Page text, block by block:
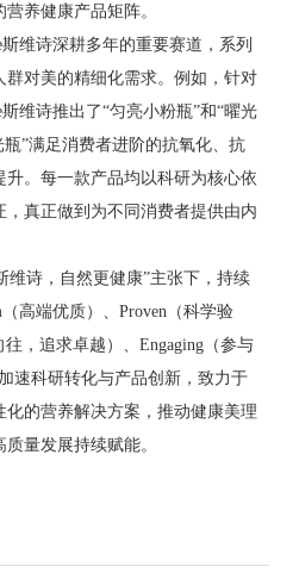
养健康产品矩阵。
维诗深耕多年的重要赛道，系列
群对美的精细化需求。例如，针对
维诗推出了“匀亮小粉瓶”和“曜光
”满足消费者进阶的抗氧化、抗
。每一款产品均以科研为核心依
真正做到为不同消费者提供由内
维诗，自然更健康”主张下，持续
高端优质）、Proven（科学验
，追求卓越）、Engaging（参与
速科研转化与产品创新，致力于
的营养解决方案，推动健康美理
量发展持续赋能。